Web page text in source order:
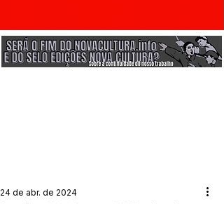
24 de abr. de 2024